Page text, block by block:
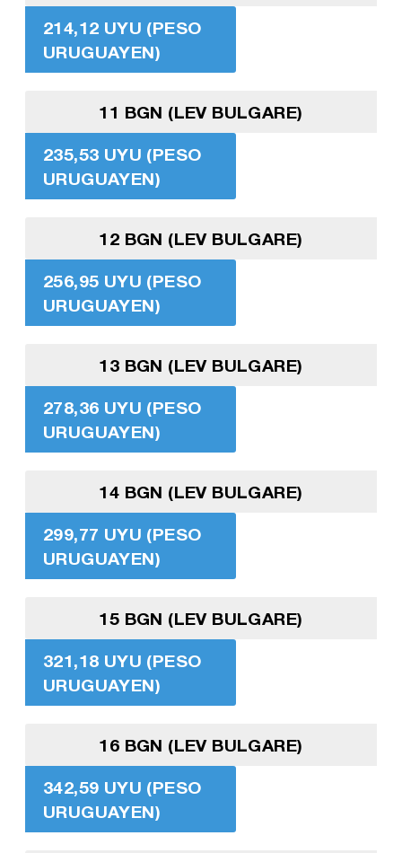
214,12 UYU (PESO
URUGUAYEN)
11 BGN (LEV BULGARE)
235,53 UYU (PESO
URUGUAYEN)
12 BGN (LEV BULGARE)
256,95 UYU (PESO
URUGUAYEN)
13 BGN (LEV BULGARE)
278,36 UYU (PESO
URUGUAYEN)
14 BGN (LEV BULGARE)
299,77 UYU (PESO
URUGUAYEN)
15 BGN (LEV BULGARE)
321,18 UYU (PESO
URUGUAYEN)
16 BGN (LEV BULGARE)
342,59 UYU (PESO
URUGUAYEN)